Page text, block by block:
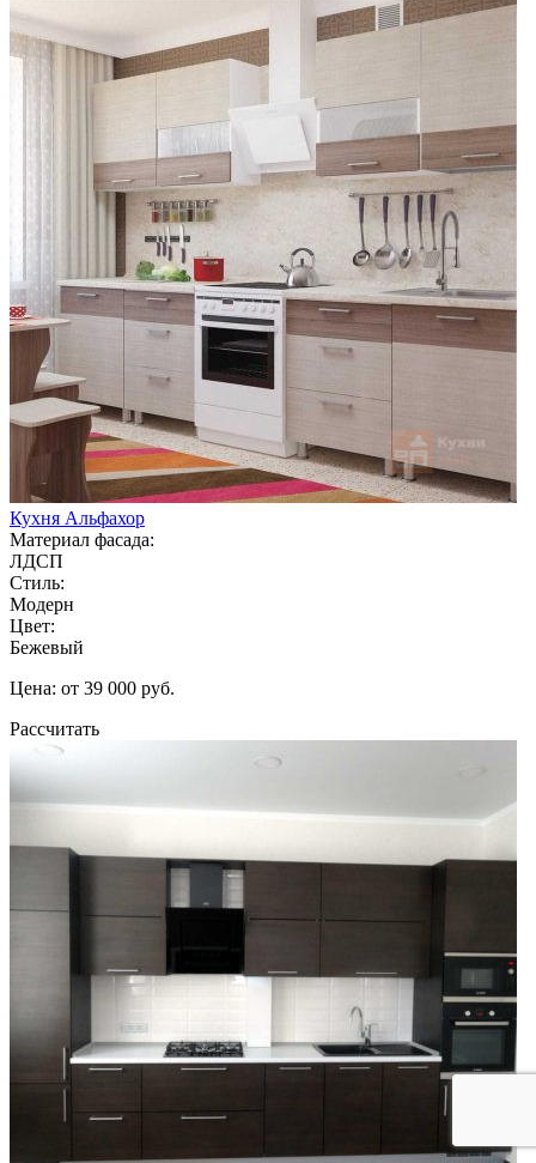
Кухня Альфахор
Материал фасада:
ЛДСП
Стиль:
Модерн
Цвет:
Бежевый
Цена: от 39 000 руб.
Рассчитать